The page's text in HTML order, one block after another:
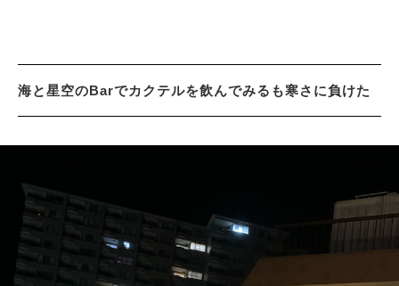
海と星空のBarでカクテルを飲んでみるも寒さに負けた